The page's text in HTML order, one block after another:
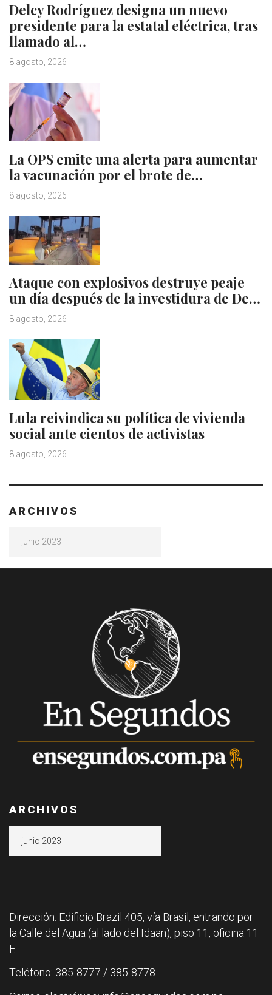
Delcy Rodríguez designa un nuevo
presidente para la estatal eléctrica, tras
llamado al…
8 agosto, 2026
La OPS emite una alerta para aumentar
la vacunación por el brote de…
8 agosto, 2026
Ataque con explosivos destruye peaje
un día después de la investidura de De…
8 agosto, 2026
Lula reivindica su política de vivienda
social ante cientos de activistas
8 agosto, 2026
ARCHIVOS
ARCHIVOS
Dirección: Edificio Brazil 405, vía Brasil, entrando por
la Calle del Agua (al lado del Idaan), piso 11, oficina 11
F.
Teléfono: 385-8777 / 385-8778